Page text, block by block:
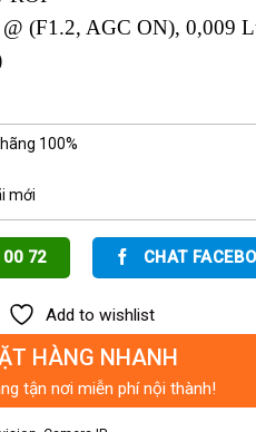
(F1.2, AGC ON), 0,009
100%
mới
72 CHAT
Add to wishlist
HÀNG NHANH
tận nơi miễn phí nội thành!